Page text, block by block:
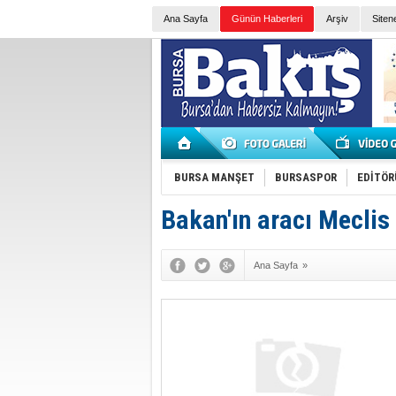
Ana Sayfa Günün Haberleri Arşiv
BURSA MANŞET BURSASPOR
Bakan'ın aracı
Ana Sayfa »